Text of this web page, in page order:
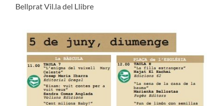
Bellprat Vil.la del Llibre